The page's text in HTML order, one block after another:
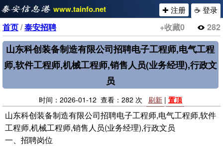
www.tainfo.net ☕ 登录
✚ 注册
+收藏0 282
首页/泰安招聘
山东科创装备制造有限公司招聘电子工程师,电气工程
师,软件工程师,机械工程师,销售人员(业务经理),行政文
员
时间：2026-01-12 查看：282 次 刷新 | 置顶
山东科创装备制造有限公司招聘电子工程师,电气工程师,软件
工程师,机械工程师,销售人员(业务经理),行政文员
一、招聘岗位